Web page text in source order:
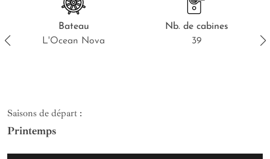
Bateau
L'Ocean Nova
Nb. de cabines
39
Saisons de départ :
Printemps